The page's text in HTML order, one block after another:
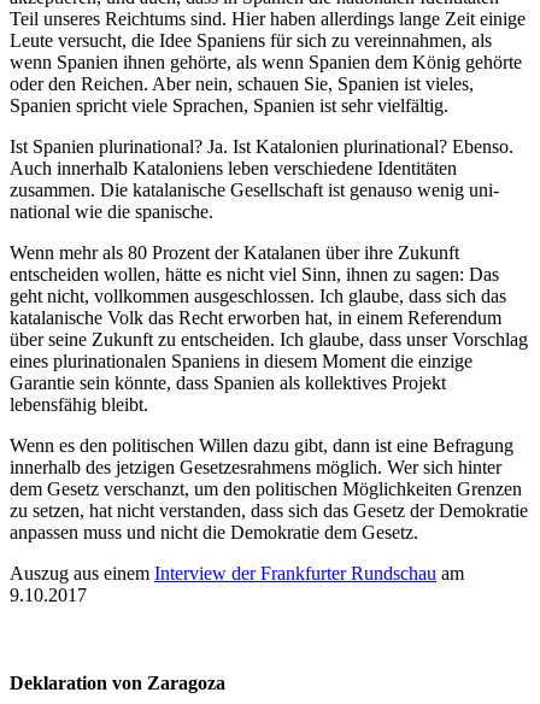
Teil unseres Reichtums sind. Hier haben allerdings lange Zeit einige
Leute versucht, die Idee Spaniens für sich zu vereinnahmen, als
wenn Spanien ihnen gehörte, als wenn Spanien dem König gehörte
oder den Reichen. Aber nein, schauen Sie, Spanien ist vieles,
Spanien spricht viele Sprachen, Spanien ist sehr vielfältig.
Ist Spanien plurinational? Ja. Ist Katalonien plurinational? Ebenso.
Auch innerhalb Kataloniens leben verschiedene Identitäten
zusammen. Die katalanische Gesellschaft ist genauso wenig uni-
national wie die spanische.
Wenn mehr als 80 Prozent der Katalanen über ihre Zukunft
entscheiden wollen, hätte es nicht viel Sinn, ihnen zu sagen: Das
geht nicht, vollkommen ausgeschlossen. Ich glaube, dass sich das
katalanische Volk das Recht erworben hat, in einem Referendum
über seine Zukunft zu entscheiden. Ich glaube, dass unser Vorschlag
eines plurinationalen Spaniens in diesem Moment die einzige
Garantie sein könnte, dass Spanien als kollektives Projekt
lebensfähig bleibt.
Wenn es den politischen Willen dazu gibt, dann ist eine Befragung
innerhalb des jetzigen Gesetzesrahmens möglich. Wer sich hinter
dem Gesetz verschanzt, um den politischen Möglichkeiten Grenzen
zu setzen, hat nicht verstanden, dass sich das Gesetz der Demokratie
anpassen muss und nicht die Demokratie dem Gesetz.
Auszug aus einem Interview der Frankfurter Rundschau am
9.10.2017
Deklaration von Zaragoza